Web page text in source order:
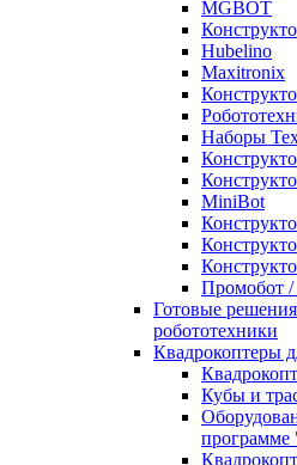
MGBOT
Hubelino
Maxitronix
Наборы
MiniBot
Промобот /
Готовые
робототехники
Квадрокоптеры
Кубы и
программе